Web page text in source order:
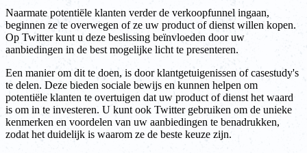
Naarmate potentiële klanten verder de verkoopfunnel ingaan,
beginnen ze te overwegen of ze uw product of dienst willen kopen.
Op Twitter kunt u deze beslissing beïnvloeden door uw
aanbiedingen in de best mogelijke licht te presenteren.
Een manier om dit te doen, is door klantgetuigenissen of casestudy's
te delen. Deze bieden sociale bewijs en kunnen helpen om
potentiële klanten te overtuigen dat uw product of dienst het waard
is om in te investeren. U kunt ook Twitter gebruiken om de unieke
kenmerken en voordelen van uw aanbiedingen te benadrukken,
zodat het duidelijk is waarom ze de beste keuze zijn.